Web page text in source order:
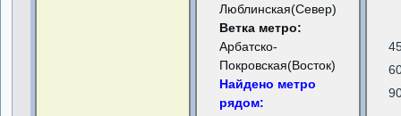
Люблинская(Север)
Ветка метро:
Арбатско-
Покровская(Восток)
Найдено метро
рядом: